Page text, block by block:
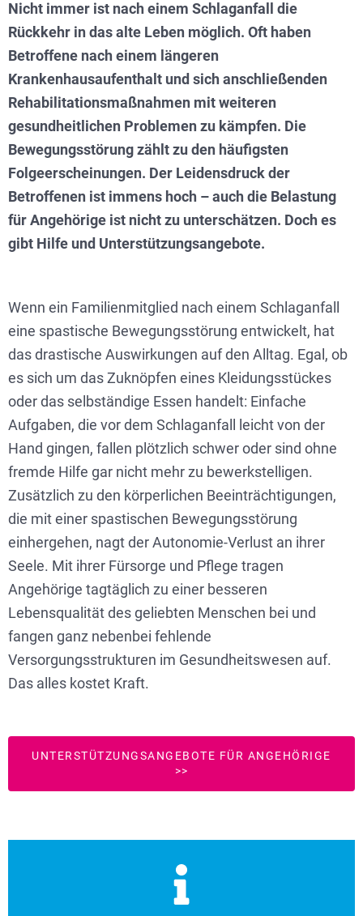
Nicht immer ist nach einem Schlaganfall die
Rückkehr in das alte Leben möglich. Oft haben
Betroffene nach einem längeren
Krankenhausaufenthalt und sich anschließenden
Rehabilitationsmaßnahmen mit weiteren
gesundheitlichen Problemen zu kämpfen. Die
Bewegungsstörung zählt zu den häufigsten
Folgeerscheinungen. Der Leidensdruck der
Betroffenen ist immens hoch – auch die Belastung
für Angehörige ist nicht zu unterschätzen. Doch es
gibt Hilfe und Unterstützungsangebote.
Wenn ein Familienmitglied nach einem Schlaganfall
eine spastische Bewegungsstörung entwickelt, hat
das drastische Auswirkungen auf den Alltag. Egal, ob
es sich um das Zuknöpfen eines Kleidungsstückes
oder das selbständige Essen handelt: Einfache
Aufgaben, die vor dem Schlaganfall leicht von der
Hand gingen, fallen plötzlich schwer oder sind ohne
fremde Hilfe gar nicht mehr zu bewerkstelligen.
Zusätzlich zu den körperlichen Beeinträchtigungen,
die mit einer spastischen Bewegungsstörung
einhergehen, nagt der Autonomie-Verlust an ihrer
Seele. Mit ihrer Fürsorge und Pflege tragen
Angehörige tagtäglich zu einer besseren
Lebensqualität des geliebten Menschen bei und
fangen ganz nebenbei fehlende
Versorgungsstrukturen im Gesundheitswesen auf.
Das alles kostet Kraft.
UNTERSTÜTZUNGSANGEBOTE FÜR ANGEHÖRIGE
>>